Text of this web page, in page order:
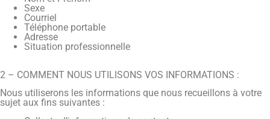
Sexe
Courriel
Téléphone portable
Adresse
Situation professionnelle
2 – COMMENT NOUS UTILISONS VOS INFORMATIONS :
Nous utiliserons les informations que nous recueillons à votre
sujet aux fins suivantes :